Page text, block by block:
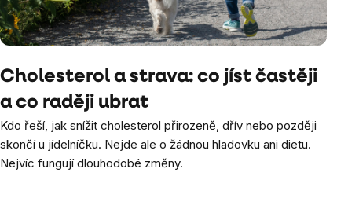
Cholesterol a strava: co jíst častěji
a co raději ubrat
Kdo řeší, jak snížit cholesterol přirozeně, dřív nebo později
skončí u jídelníčku. Nejde ale o žádnou hladovku ani dietu.
Nejvíc fungují dlouhodobé změny.